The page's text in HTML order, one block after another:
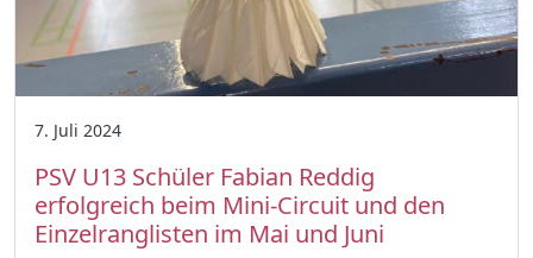
7. Juli 2024
PSV U13 Schüler Fabian Reddig
erfolgreich beim Mini-Circuit und den
Einzelranglisten im Mai und Juni